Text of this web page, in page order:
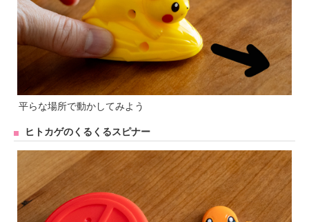
平らな場所で動かしてみよう
ヒトカゲのくるくるスピナー